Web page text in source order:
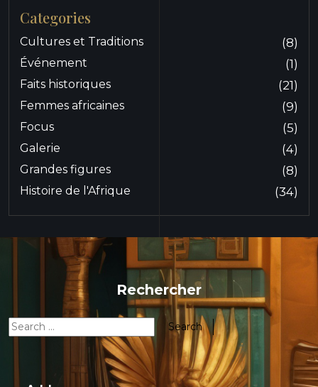
Categories
Cultures et Traditions (8)
Événement (1)
Faits historiques (21)
Femmes africaines (9)
Focus (5)
Galerie (4)
Grandes figures (8)
Histoire de l'Afrique (34)
Rechercher